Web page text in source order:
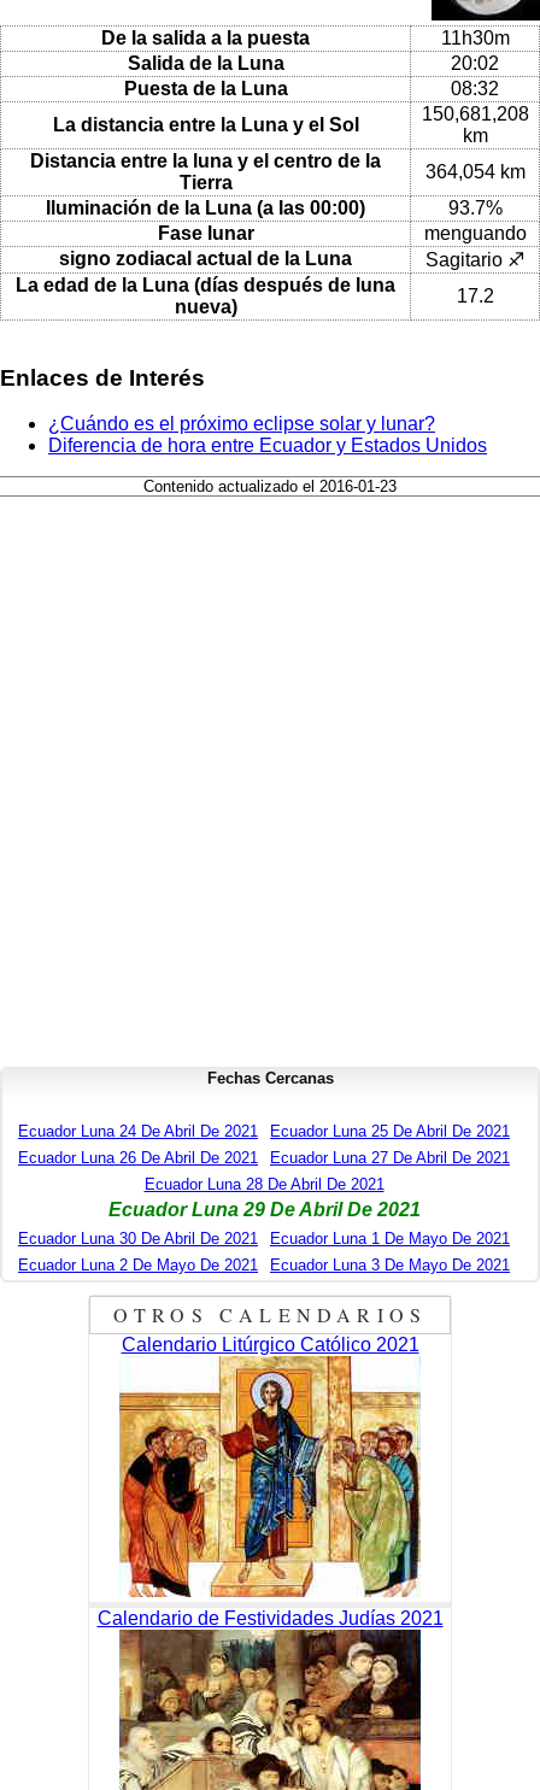
De la salida a la puesta
11h30m
Salida de la Luna
20:02
Puesta de la Luna
08:32
La distancia entre la Luna y el Sol
150,681,208
km
Distancia entre la luna y el centro de la
Tierra
364,054 km
Iluminación de la Luna (a las 00:00)
93.7%
Fase lunar
menguando
signo zodiacal actual de la Luna
Sagitario ♐
La edad de la Luna (días después de luna
nueva)
17.2
Enlaces de Interés
¿Cuándo es el próximo eclipse solar y lunar?
Diferencia de hora entre Ecuador y Estados Unidos
Contenido actualizado el 2016-01-23
Fechas Cercanas
Ecuador Luna 24 De Abril De 2021
Ecuador Luna 25 De Abril De 2021
Ecuador Luna 26 De Abril De 2021
Ecuador Luna 27 De Abril De 2021
Ecuador Luna 28 De Abril De 2021
Ecuador Luna 29 De Abril De 2021
Ecuador Luna 30 De Abril De 2021
Ecuador Luna 1 De Mayo De 2021
Ecuador Luna 2 De Mayo De 2021
Ecuador Luna 3 De Mayo De 2021
OTROS CALENDARIOS
Calendario Litúrgico Católico 2021
Calendario de Festividades Judías 2021